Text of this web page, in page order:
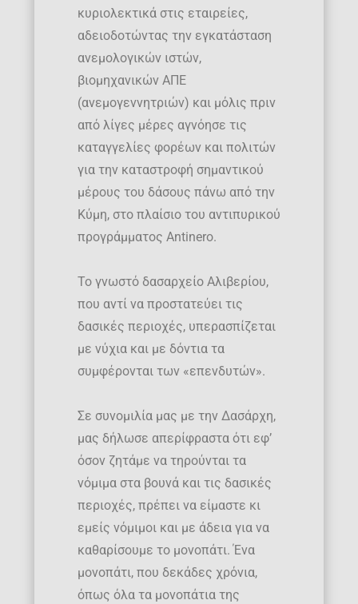
κυριολεκτικά στις εταιρείες,
αδειοδοτώντας την εγκατάσταση
ανεμολογικών ιστών,
βιομηχανικών ΑΠΕ
(ανεμογεννητριών) και μόλις πριν
από λίγες μέρες αγνόησε τις
καταγγελίες φορέων και πολιτών
για την καταστροφή σημαντικού
μέρους του δάσους πάνω από την
Κύμη, στο πλαίσιο του αντιπυρικού
προγράμματος Antinero.
Το γνωστό δασαρχείο Αλιβερίου,
που αντί να προστατεύει τις
δασικές περιοχές, υπερασπίζεται
με νύχια και με δόντια τα
συμφέρονται των «επενδυτών».
Σε συνομιλία μας με την Δασάρχη,
μας δήλωσε απερίφραστα ότι εφ’
όσον ζητάμε να τηρούνται τα
νόμιμα στα βουνά και τις δασικές
περιοχές, πρέπει να είμαστε κι
εμείς νόμιμοι και με άδεια για να
καθαρίσουμε το μονοπάτι. Ένα
μονοπάτι, που δεκάδες χρόνια,
όπως όλα τα μονοπάτια της